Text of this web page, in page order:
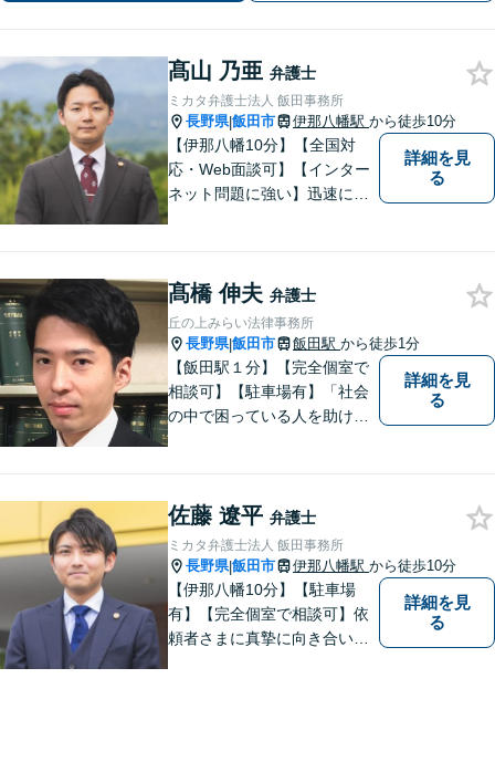
髙山 乃亜 弁護士
ミカタ弁護士法人 飯田事務所
長野県|飯田市 伊那八幡駅 から徒歩10分
【伊那八幡10分】【全国対
応・Web面談可】【インター
ネット問題に強い】迅速に対
のようなことでも、お気軽に
ご相談ください。
詳細を見
る
髙橋 伸夫 弁護士
丘の上みらい法律事務所
長野県|飯田市 飯田駅 から徒歩1分
【飯田駅１分】【完全個室で
相談可】【駐車場有】「社会
の中で困っている人を助けた
であることを心がけ、誠実
に、そして丁寧に対応してい
きます。
詳細を見
る
佐藤 遼平 弁護士
ミカタ弁護士法人 飯田事務所
長野県|飯田市 伊那八幡駅 から徒歩10分
【伊那八幡10分】【駐車場
有】【完全個室で相談可】依
頼者さまに真摯に向き合い、
詳細を見
る